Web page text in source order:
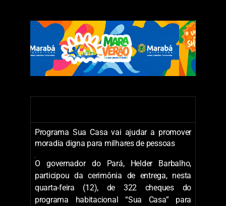
Programa Sua Casa vai ajudar a promover
moradia digna para milhares de pessoas
O governador do Pará, Helder Barbalho,
participou da cerimônia de entrega, nesta
quarta-feira (12), de 322 cheques do
programa habitacional “Sua Casa” para